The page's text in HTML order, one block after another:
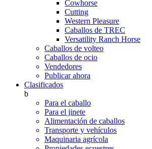
Cowhorse
Cutting
Western Pleasure
Caballos de TREC
Versatility Ranch Horse
Caballos de volteo
Caballos de ocio
Vendedores
Publicar ahora
Clasificados
b
Para el caballo
Para el jinete
Alimentación de caballos
Transporte y vehículos
Maquinaria agrícola